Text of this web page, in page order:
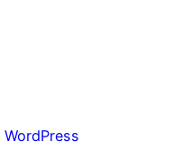
WordPress